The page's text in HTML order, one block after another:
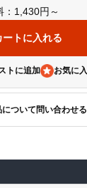
：1,430円～
トに追加
について問い合わせる